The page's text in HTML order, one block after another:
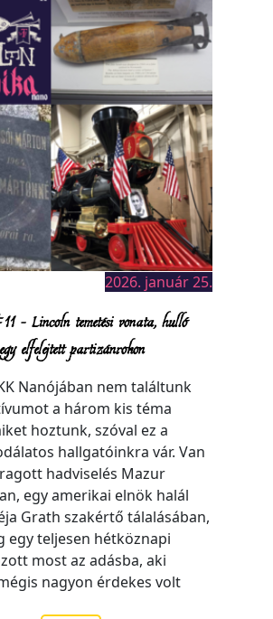
2026. január 25.
– Lincoln temetési vonata, hulló
elfelejtett partizánrokon
Nanójában nem találtunk
a három kis téma
hoztunk, szóval ez a
hallgatóinkra vár. Van
hadviselés Mazur
egy amerikai elnök halál
Grath szakértő tálalásában,
egy teljesen hétköznapi
most az adásba, aki
nagyon érdekes volt